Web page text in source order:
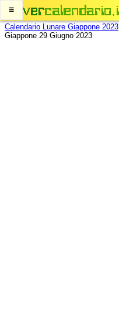
≡
Calendario Lunare Giappone 2023
Giappone 29 Giugno 2023